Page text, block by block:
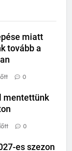
miatt
tovább a
0
mentettünk
0
es szezon